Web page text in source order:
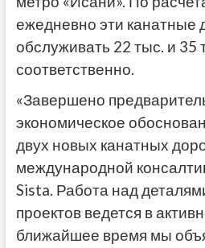
ежедневно эти канатные
обслуживать 22 тыс. и 35
соответственно.
«Завершено
экономическое
двух новых канатных
международной
Sista. Работа над
проектов ведется в
ближайшее время мы